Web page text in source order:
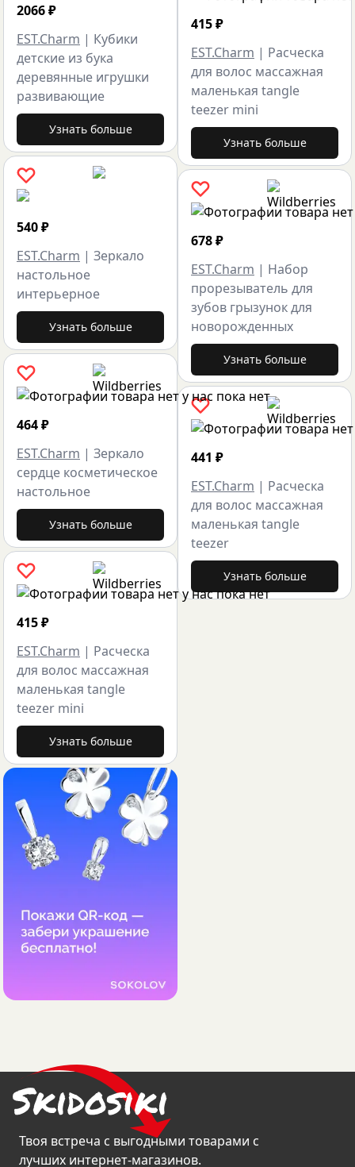
2066₽
EST.Charm | Кубики
детские из бука
деревянные игрушки
развивающие
Узнать больше
540₽
EST.Charm | Зеркало
настольное
интерьерное
Узнать больше
464₽
EST.Charm | Зеркало
сердце косметическое
настольное
Узнать больше
415₽
EST.Charm | Расческа
для волос массажная
маленькая tangle
teezer mini
Узнать больше
415₽
EST.Charm | Расческа
для волос массажная
маленькая tangle
teezer mini
Узнать больше
678₽
EST.Charm | Набор
прорезыватель для
зубов грызунок для
новорожденных
Узнать больше
441 ₽
EST.Charm | Расческа
для волос массажная
маленькая tangle
teezer
Узнать больше
Твоя встреча с выгодными товарами с
лучших интернет-магазинов.